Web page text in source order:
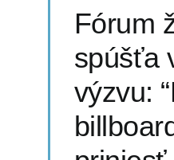
Fórum
spúšťa
výzvu: